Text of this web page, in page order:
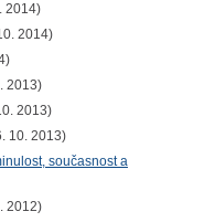
2014)
2014)
2013)
2013)
10. 2013)
současnost a
2012)